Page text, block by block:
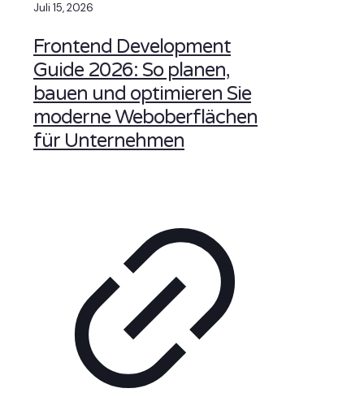
Juli 15, 2026
Frontend Development
Guide 2026: So planen,
bauen und optimieren Sie
moderne Weboberflächen
für Unternehmen